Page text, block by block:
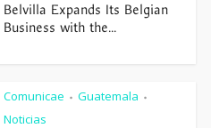
Belvilla Expands Its Belgian
Business with the...
Comunicae • Guatemala •
Noticias